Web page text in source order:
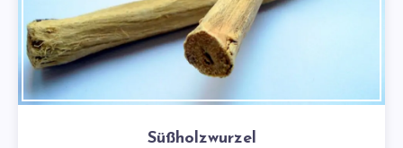
Süßholzwurzel